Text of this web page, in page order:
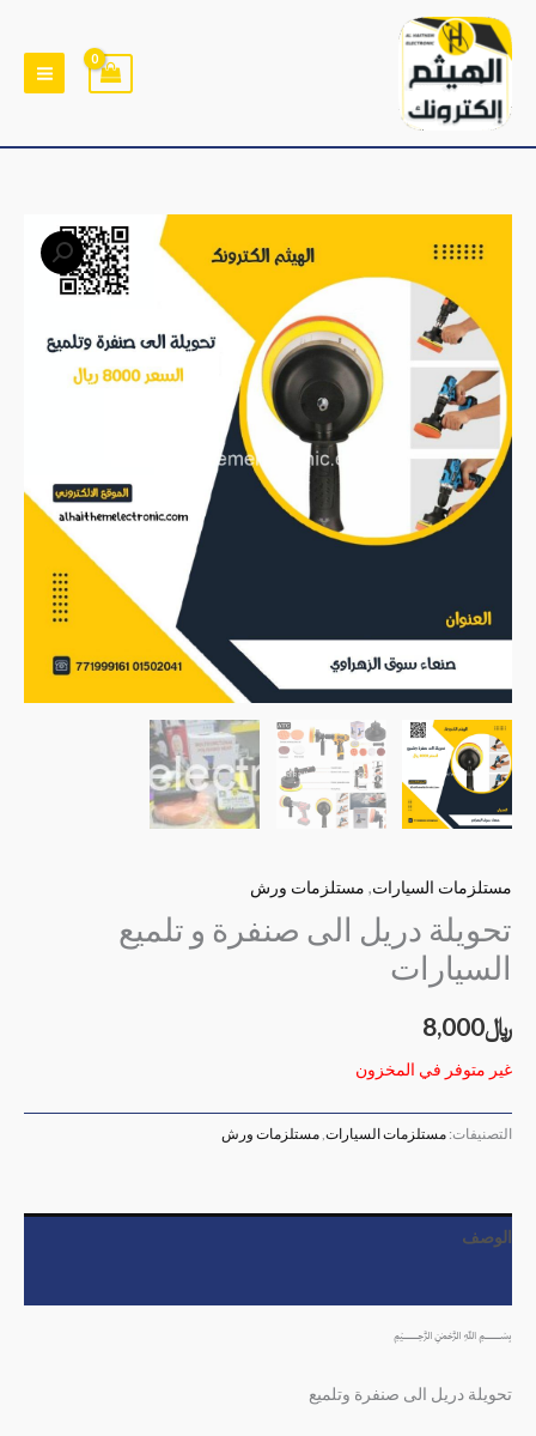
تخطي
المحتوى
مستلزمات السيارات, مستلزمات ورش
تحويلة دريل الى صنفرة و تلميع
السيارات
﷼8,000
غير متوفر في المخزون
التصنيفات: مستلزمات السيارات,مستلزمات ورش
الوصف
﷽
تحويلة دريل الى صنفرة وتلميع